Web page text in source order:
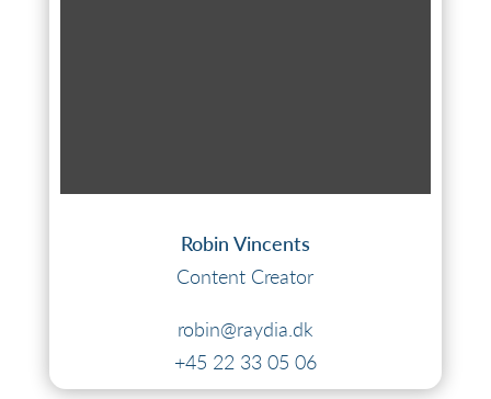
Robin Vincents
Content Creator
robin@raydia.dk
+45 22 33 05 06